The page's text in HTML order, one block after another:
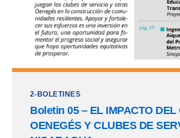
2-BOLETINES
Boletin 05 – EL IMPACTO DEL
OENEGÉS Y CLUBES DE